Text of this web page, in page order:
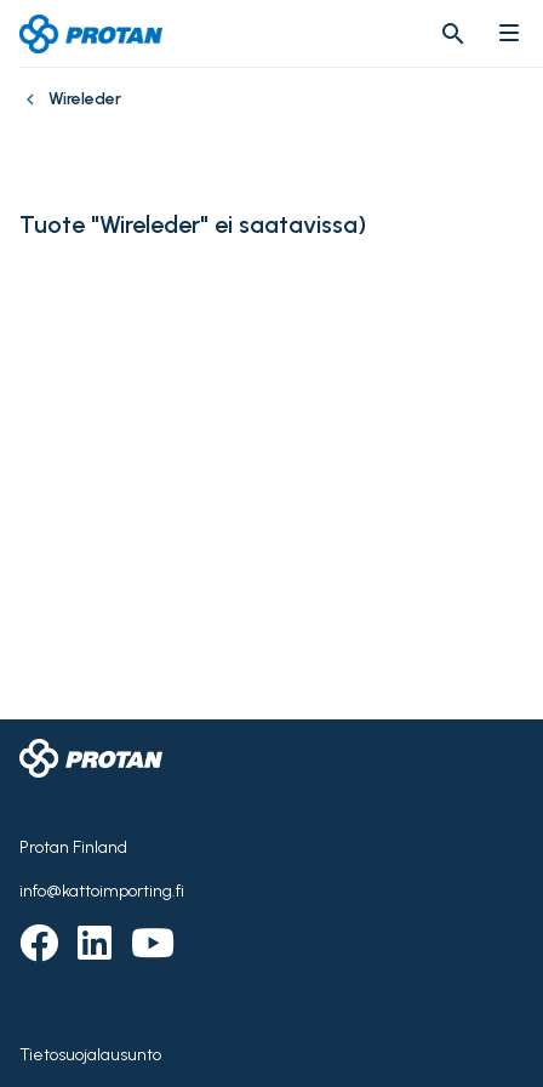
search
search
Wireleder
Tuote "Wireleder" ei saatavissa)
Protan Finland
info@kattoimporting.fi
Tietosuojalausunto